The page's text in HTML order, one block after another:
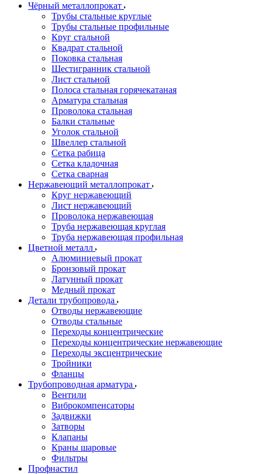
Чёрный металлопрокат
Трубы стальные круглые
Трубы стальные профильные
Круг стальной
Квадрат стальной
Поковка стальная
Шестигранник стальной
Лист стальной
Полоса стальная горячекатаная
Арматура стальная
Проволока стальная
Балки стальные
Уголок стальной
Швеллер стальной
Сетка рабица
Сетка кладочная
Сетка сварная
Нержавеющий металлопрокат
Круг нержавеющий
Лист нержавеющий
Проволока нержавеющая
Труба нержавеющая круглая
Труба нержавеющая профильная
Цветной металл
Алюминиевый прокат
Бронзовый прокат
Латунный прокат
Медный прокат
Детали трубопровода
Отводы нержавеющие
Отводы стальные
Переходы концентрические
Переходы концентрические нержавеющие
Переходы эксцентрические
Тройники
Фланцы
Трубопроводная арматура
Вентили
Виброкомпенсаторы
Задвижки
Затворы
Клапаны
Краны шаровые
Фильтры
Профнастил